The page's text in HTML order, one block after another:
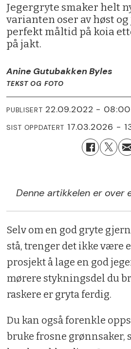
Jegergryte smaker helt
varianten oser av høst
perfekt måltid på koia
på jakt.
Anine Gutubakken Byles
TEKST OG FOTO
PUBLISERT 22.09.2022 - 08:00
SIST OPPDATERT 17.03.2026 -
Denne artikkelen er over
Selv om en god gryte
stå, trenger det ikke være
prosjekt å lage en god
mørere stykningsdel du
raskere er gryta ferdig.
Du kan også forenkle
bruke frosne grønnsaker,